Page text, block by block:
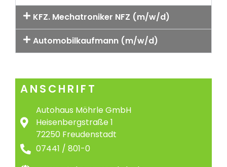
KFZ. Mechatroniker NFZ (m/w/d)
Automobilkaufmann (m/w/d)
ANSCHRIFT
Autohaus Möhrle GmbH
Heisenbergstraße 1
72250 Freudenstadt
07441 / 801-0